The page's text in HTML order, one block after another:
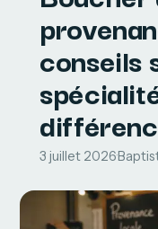
conseils
3 juillet 2026·